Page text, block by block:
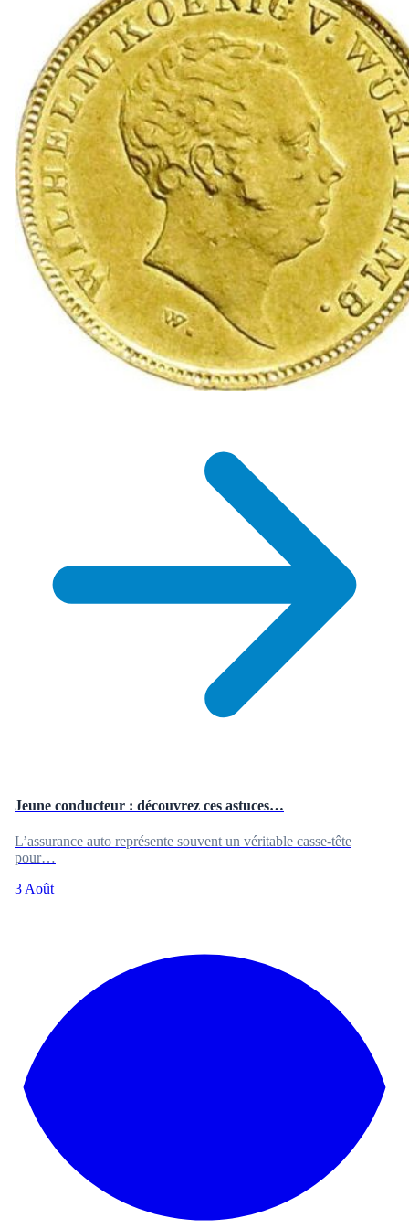
Jeune conducteur : découvrez ces astuces…
L’assurance auto représente souvent un véritable casse-tête
pour…
3 Août